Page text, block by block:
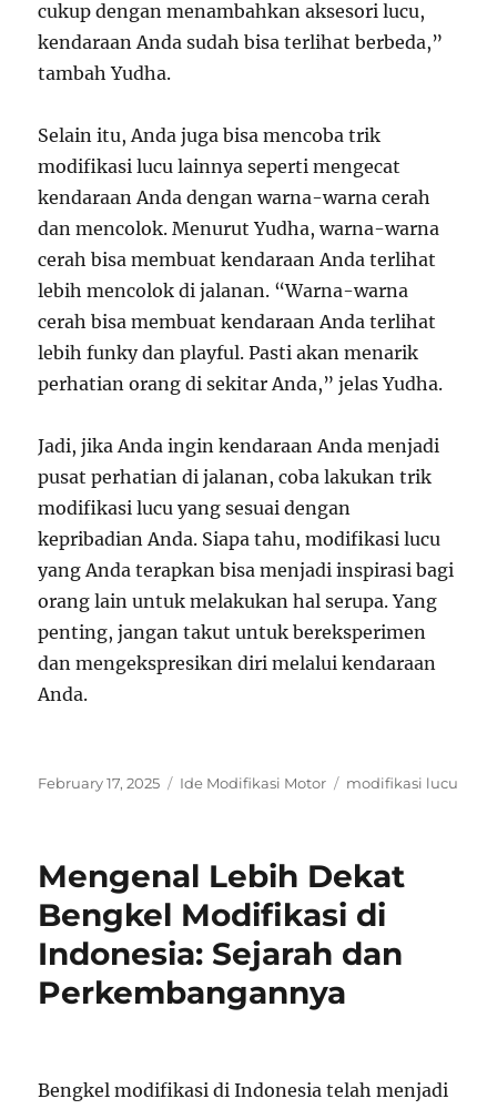
cukup dengan menambahkan aksesori lucu,
kendaraan Anda sudah bisa terlihat berbeda,”
tambah Yudha.
Selain itu, Anda juga bisa mencoba trik
modifikasi lucu lainnya seperti mengecat
kendaraan Anda dengan warna-warna cerah
dan mencolok. Menurut Yudha, warna-warna
cerah bisa membuat kendaraan Anda terlihat
lebih mencolok di jalanan. “Warna-warna
cerah bisa membuat kendaraan Anda terlihat
lebih funky dan playful. Pasti akan menarik
perhatian orang di sekitar Anda,” jelas Yudha.
Jadi, jika Anda ingin kendaraan Anda menjadi
pusat perhatian di jalanan, coba lakukan trik
modifikasi lucu yang sesuai dengan
kepribadian Anda. Siapa tahu, modifikasi lucu
yang Anda terapkan bisa menjadi inspirasi bagi
orang lain untuk melakukan hal serupa. Yang
penting, jangan takut untuk bereksperimen
dan mengekspresikan diri melalui kendaraan
Anda.
Posted
February 17, 2025 Categories
Ide Modifikasi Motor Tags
modifikasi lucu
Mengenal Lebih Dekat
Bengkel Modifikasi di
Indonesia: Sejarah dan
Perkembangannya
Bengkel modifikasi di Indonesia telah menjadi